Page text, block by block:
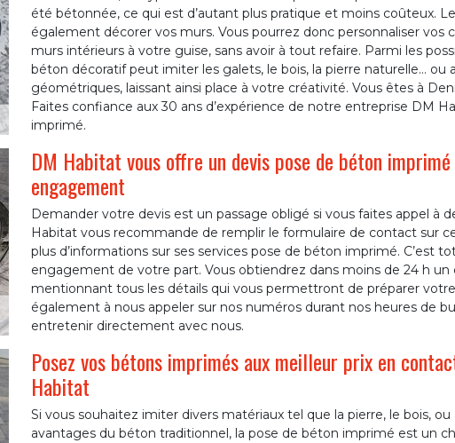
été bétonnée, ce qui est d’autant plus pratique et moins coûteux.
également décorer vos murs. Vous pourrez donc personnaliser vos
murs intérieurs à votre guise, sans avoir à tout refaire. Parmi les
béton décoratif peut imiter les galets, le bois, la pierre naturelle… ou
géométriques, laissant ainsi place à votre créativité. Vous êtes à
Faites confiance aux 30 ans d’expérience de notre entreprise DM
imprimé.
DM Habitat vous offre un devis pose de béton
engagement
Demander votre devis est un passage obligé si vous faites appel à
Habitat vous recommande de remplir le formulaire de contact sur
plus d’informations sur ses services pose de béton imprimé. C’est
engagement de votre part. Vous obtiendrez dans moins de 24 h un
mentionnant tous les détails qui vous permettront de préparer
également à nous appeler sur nos numéros durant nos heures de
entretenir directement avec nous.
Posez vos bétons imprimés aux meilleur prix en
Habitat
Si vous souhaitez imiter divers matériaux tel que la pierre, le bois,
avantages du béton traditionnel, la pose de béton imprimé est un